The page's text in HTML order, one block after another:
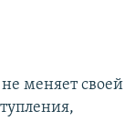
меняет своей